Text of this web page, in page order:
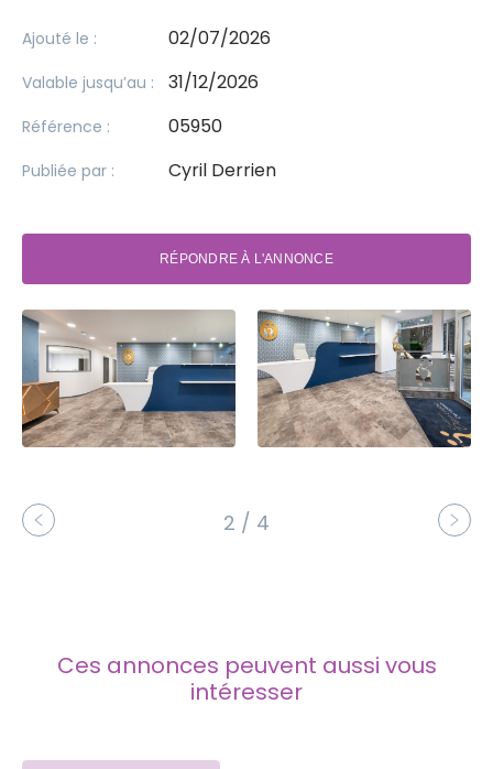
RÉPONDRE À L'ANNONCE
Ajouté le : 02/07/2026
Valable jusqu’au : 31/12/2026
Référence : 05950
Publiée par : Cyril Derrien
2 / 4
Ces annonces peuvent aussi vous
intéresser